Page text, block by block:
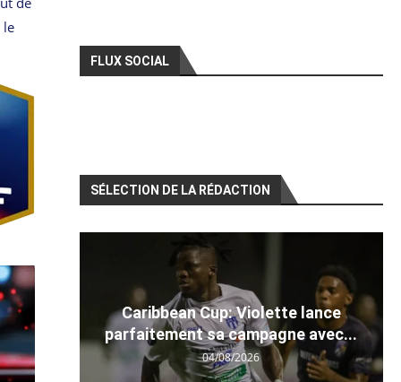
le
FLUX SOCIAL
SÉLECTION DE LA RÉDACTION
Caribbean Cup: Violette lance
parfaitement sa campagne avec...
04/08/2026